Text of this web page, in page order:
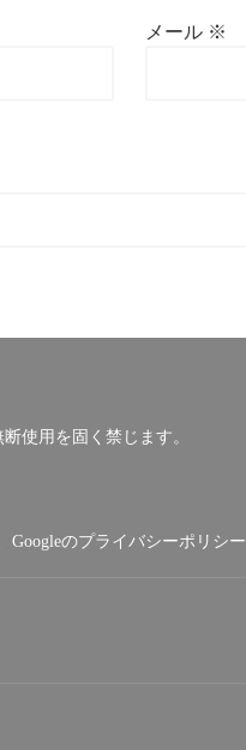
メール ※
使用を固く禁じます。
Googleのプライバシーポリシー